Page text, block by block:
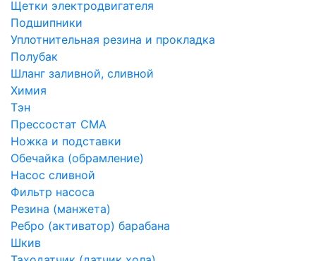
Щетки электродвигателя
Подшипники
Уплотнительная резина и прокладка
Полубак
Шланг заливной, сливной
Химия
Тэн
Прессостат СМА
Ножка и подставки
Обечайка (обрамление)
Насос сливной
Фильтр насоса
Резина (манжета)
Ребро (активатор) барабана
Шкив